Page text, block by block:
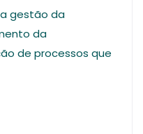
gestão da
da
de processos que